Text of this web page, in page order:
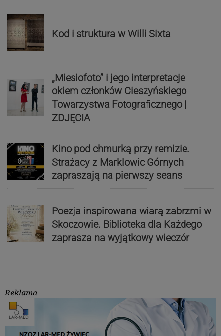
Kod i struktura w Willi Sixta
„Miesiofoto” i jego interpretacje
okiem członków Cieszyńskiego
Towarzystwa Fotograficznego |
ZDJĘCIA
Kino pod chmurką przy remizie.
Strażacy z Marklowic Górnych
zapraszają na pierwszy seans
Poezja inspirowana wiarą zabrzmi w
Skoczowie. Biblioteka dla Każdego
zaprasza na wyjątkowy wieczór
Reklama